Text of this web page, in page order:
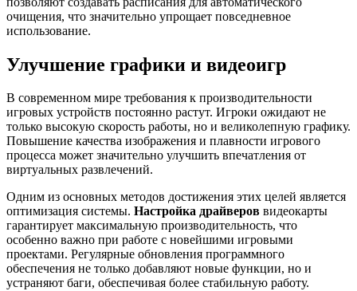
очищения, что значительно упрощает повседневное
использование.
Улучшение графики и видеоигр
В современном мире требования к производительности
игровых устройств постоянно растут. Игроки ожидают не
только высокую скорость работы, но и великолепную графику.
Повышение качества изображения и плавности игрового
процесса может значительно улучшить впечатления от
виртуальных развлечений.
Одним из основных методов достижения этих целей является
оптимизация системы. Настройка драйверов видеокарты
гарантирует максимальную производительность, что
особенно важно при работе с новейшими игровыми
проектами. Регулярные обновления программного
обеспечения не только добавляют новые функции, но и
устраняют баги, обеспечивая более стабильную работу.